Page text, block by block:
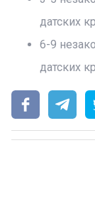
датских
6-9
датских